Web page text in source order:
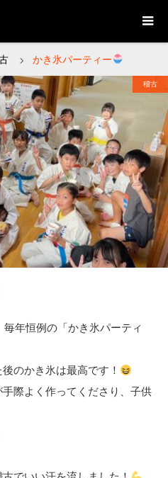
かき氷パーティー
稽古
年恒例の「かき氷パーティ
のかき氷は最高です！
際よく作ってくださり、子供